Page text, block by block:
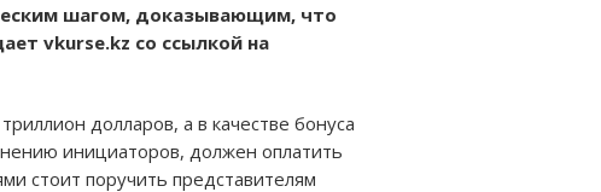
шагом, доказывающим, что
vkurse.kz со ссылкой на
долларов, а в качестве бонуса
инициаторов, должен оплатить
стоит поручить представителям